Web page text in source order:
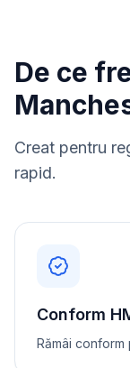
De ce
Creat pentru
rapid.
Conform
Rămâi